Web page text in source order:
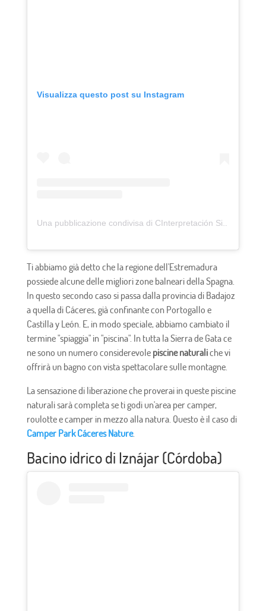
Visualizza questo post su Instagram
Una pubblicazione condivisa di CInterpretación Sierra de Gata (@centro_interpretacion)
Ti abbiamo già detto che la regione dell'Estremadura
possiede alcune delle migliori zone balneari della Spagna.
In questo secondo caso si passa dalla provincia di Badajoz
a quella di Cáceres, già confinante con Portogallo e
Castilla y León. E, in modo speciale, abbiamo cambiato il
termine "spiaggia" in "piscina". In tutta la Sierra de Gata ce
ne sono un numero considerevole piscine naturaliche vi
offrirà un bagno con vista spettacolare sulle montagne.
La sensazione di liberazione che proverai in queste piscine
naturali sarà completa se ti godi un'area per camper,
roulotte e camper in mezzo alla natura. Questo è il caso di
Camper Park Cáceres Nature.
Bacino idrico di Iznájar (Córdoba)